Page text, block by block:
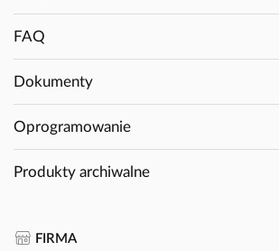
FAQ
Dokumenty
Oprogramowanie
Produkty archiwalne
FIRMA